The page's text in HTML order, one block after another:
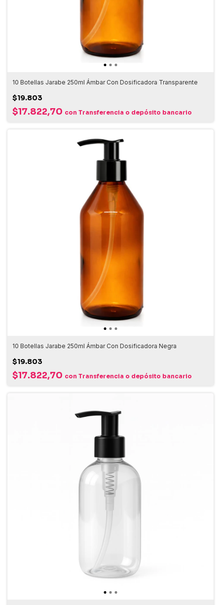
10 Botellas Jarabe 250ml Ámbar Con Dosificadora Transparente
$19.803
$17.822,70 con Transferencia o depósito bancario
10 Botellas Jarabe 250ml Ámbar Con Dosificadora Negra
$19.803
$17.822,70 con Transferencia o depósito bancario